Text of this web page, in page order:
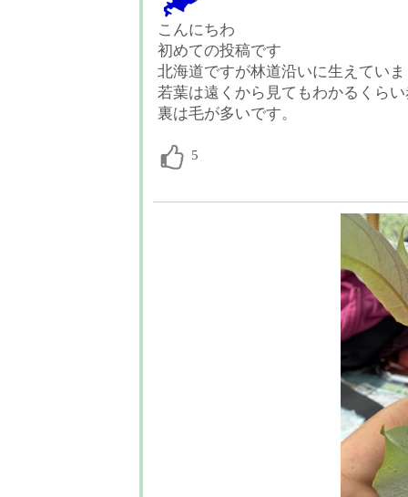
こんにちわ
初めての投稿です
北海道ですが林道沿いに生えてい
若葉は遠くから見てもわかるくら
裏は毛が多いです。